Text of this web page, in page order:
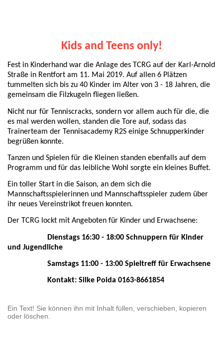
Kids and Teens only!
Fest in Kinderhand war die Anlage des TCRG auf der Karl-Arnold
Straße in Rentfort am 11. Mai 2019. Auf allen 6 Plätzen
tummelten sich bis zu 40 Kinder im Alter von 3 - 18 Jahren, die
gemeinsam die Filzkugeln fliegen ließen.
Nicht nur für Tenniscracks, sondern vor allem auch für die, die
es mal werden wollen, standen die Tore auf, sodass das
Trainerteam der Tennisacademy R2S einige Schnupperkinder
begrüßen konnte.
Tanzen und Spielen für die Kleinen standen ebenfalls auf dem
Programm und für das leibliche Wohl sorgte ein kleines Buffet.
Ein toller Start in die Saison, an dem sich die
Mannschaftsspielerinnen und Mannschaftsspieler zudem über
ihr neues Vereinstrikot freuen konnten.
Der TCRG lockt mit Angeboten für Kinder und Erwachsene:
Dienstags 16:30 - 18:00 Schnuppern für Kinder
und Jugendliche
Samstags 11:00 - 13:00 Spieltreff für Erwachsene
Kontakt: Silke Poida 0163-8661854
Ein Text! Sie können ihn mit Inhalt füllen, verschieben, kopieren
oder löschen.